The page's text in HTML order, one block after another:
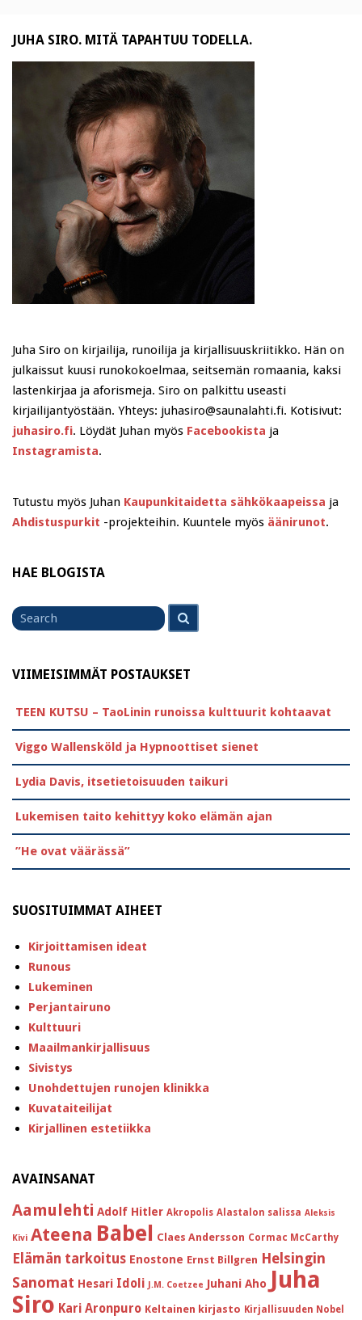
JUHA SIRO. MITÄ TAPAHTUU TODELLA.
Juha Siro on kirjailija, runoilija ja kirjallisuuskriitikko. Hän on
julkaissut kuusi runokokoelmaa, seitsemän romaania, kaksi
lastenkirjaa ja aforismeja. Siro on palkittu useasti
kirjailijantyöstään. Yhteys: juhasiro@saunalahti.fi. Kotisivut:
juhasiro.fi. Löydät Juhan myös Facebookista ja
Instagramista.
Tutustu myös Juhan Kaupunkitaidetta sähkökaapeissa ja
Ahdistuspurkit -projekteihin. Kuuntele myös äänirunot.
HAE BLOGISTA
Search
for
VIIMEISIMMÄT POSTAUKSET
TEEN KUTSU – TaoLinin runoissa kulttuurit kohtaavat
Viggo Wallensköld ja Hypnoottiset sienet
Lydia Davis, itsetietoisuuden taikuri
Lukemisen taito kehittyy koko elämän ajan
”He ovat väärässä”
SUOSITUIMMAT AIHEET
Kirjoittamisen ideat
Runous
Lukeminen
Perjantairuno
Kulttuuri
Maailmankirjallisuus
Sivistys
Unohdettujen runojen klinikka
Kuvataiteilijat
Kirjallinen estetiikka
AVAINSANAT
Aamulehti Adolf Hitler Akropolis Alastalon salissa Aleksis
Kivi Ateena Babel Claes Andersson Cormac McCarthy
Elämän tarkoitus Enostone Ernst Billgren Helsingin
Sanomat Hesari Idoli J.M. Coetzee Juhani Aho Juha
Siro Kari Aronpuro Keltainen kirjasto Kirjallisuuden Nobel